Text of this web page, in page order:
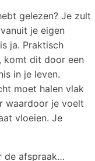
gelezen? Je zult
je eigen
ja. Praktisch
komt dit door een
in je leven.
moet halen vlak
waardoor je voelt
vloeien. Je
de afspraak…